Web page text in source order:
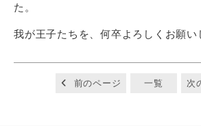
た。
我が王子たちを、何卒よろしくお願い
前のページ 一覧 次